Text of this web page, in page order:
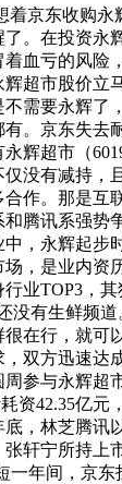
着京东收购永
。在投资永
血亏的风险
超市股价立
需要永辉了
。京东失去
辉超市（
没有减持，
作。那是互
腾讯系强势
，永辉起步
场，是业内资
业TOP3，
没有生鲜频
在行，就可
双方迅速达
参与永辉超
资42.35亿元
底，林芝腾讯
轩宁所持上
一年间，京